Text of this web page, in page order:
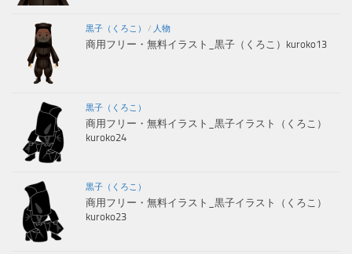
黒子（くろこ） / 人物
商用フリー・無料イラスト_黒子（くろこ）kuroko13
黒子（くろこ）
商用フリー・無料イラスト_黒子イラスト（くろこ）
kuroko24
黒子（くろこ）
商用フリー・無料イラスト_黒子イラスト（くろこ）
kuroko23